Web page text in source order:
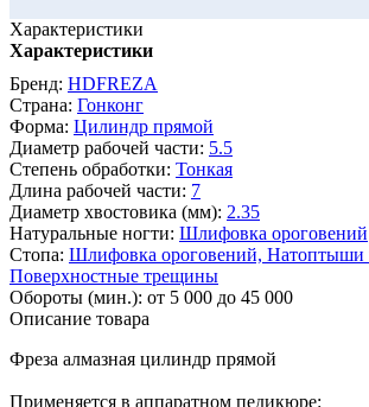
Характеристики
Характеристики
Бренд: HDFREZA
Страна: Гонконг
Форма: Цилиндр прямой
Диаметр рабочей части: 5.5
Степень обработки: Тонкая
Длина рабочей части: 7
Диаметр хвостовика (мм): 2.35
Натуральные ногти: Шлифовка ороговений
Стопа: Шлифовка ороговений, Натоптыши
Поверхностные трещины
Обороты (мин.): от 5 000 до 45 000
Описание товара
Фреза алмазная цилиндр прямой
Применяется в аппаратном педикюре: